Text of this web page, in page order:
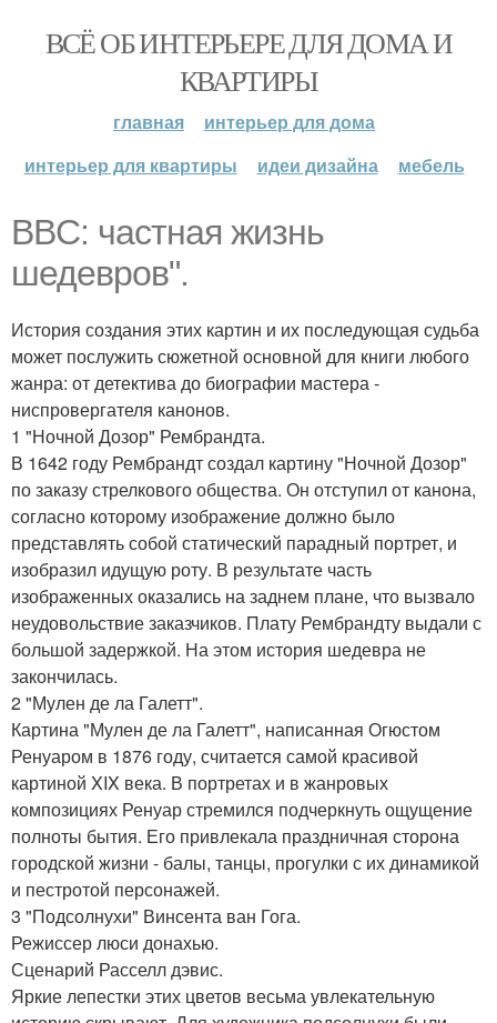
ВСЁ ОБ ИНТЕРЬЕРЕ ДЛЯ ДОМА И
КВАРТИРЫ
главная
интерьер для дома
интерьер для квартиры
идеи дизайна мебель
BBC: частная жизнь
шедевров".
История создания этих картин и их последующая судьба
может послужить сюжетной основной для книги любого
жанра: от детектива до биографии мастера -
ниспровергателя канонов.
1 "Ночной Дозор" Рембрандта.
В 1642 году Рембрандт создал картину "Ночной Дозор"
по заказу стрелкового общества. Он отступил от канона,
согласно которому изображение должно было
представлять собой статический парадный портрет, и
изобразил идущую роту. В результате часть
изображенных оказались на заднем плане, что вызвало
неудовольствие заказчиков. Плату Рембрандту выдали с
большой задержкой. На этом история шедевра не
закончилась.
2 "Мулен де ла Галетт".
Картина "Мулен де ла Галетт", написанная Огюстом
Ренуаром в 1876 году, считается самой красивой
картиной XIX века. В портретах и в жанровых
композициях Ренуар стремился подчеркнуть ощущение
полноты бытия. Его привлекала праздничная сторона
городской жизни - балы, танцы, прогулки с их динамикой
и пестротой персонажей.
3 "Подсолнухи" Винсента ван Гога.
Режиссер люси донахью.
Сценарий Расселл дэвис.
Яркие лепестки этих цветов весьма увлекательную